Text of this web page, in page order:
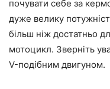
почувати себе за
дуже велику
більш ніж достатньо
мотоцикл. Зверніть
V-подібним двигуном.